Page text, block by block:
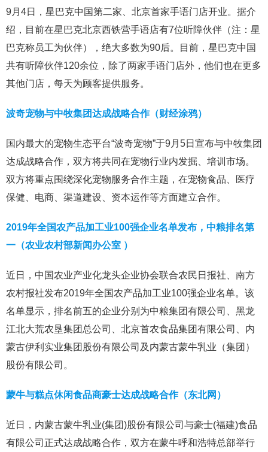
9月4日，星巴克中国第二家、北京首家手语门店开业。据介
绍，目前在星巴克北京西铁营手语店有7位听障伙伴（注：星
巴克称员工为伙伴），绝大多数为90后。目前，星巴克中国
共有听障伙伴120余位，除了两家手语门店外，他们也在更多
其他门店，每天为顾客提供服务。
波奇宠物与中牧集团达成战略合作（财经涂鸦）
国内最大的宠物生态平台“波奇宠物”于9月5日宣布与中牧集团
达成战略合作，双方将共同在宠物行业内发掘、培训市场。
双方将重点围绕深化宠物服务合作主题，在宠物食品、医疗
保健、电商、渠道建设、资本运作等方面建立合作。
2019年全国农产品加工业100强企业名单发布，中粮排名第
一（农业农村部新闻办公室 ）
近日，中国农业产业化龙头企业协会联合农民日报社、南方
农村报社发布2019年全国农产品加工业100强企业名单。该
名单显示，排名前五的企业分别为中粮集团有限公司、黑龙
江北大荒农垦集团总公司、北京首农食品集团有限公司、内
蒙古伊利实业集团股份有限公司及内蒙古蒙牛乳业（集团）
股份有限公司。
蒙牛与糕点休闲食品商豪士达成战略合作（东北网）
近日，内蒙古蒙牛乳业(集团)股份有限公司与豪士(福建)食品
有限公司正式达成战略合作，双方在蒙牛呼和浩特总部举行